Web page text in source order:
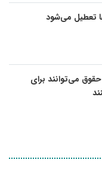
تعطیل می‌شود
می‌توانند برای